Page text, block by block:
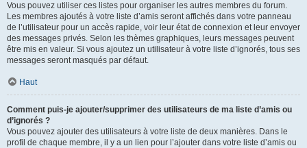
Vous pouvez utiliser ces listes pour organiser les autres membres du forum.
Les membres ajoutés à votre liste d’amis seront affichés dans votre panneau
de l’utilisateur pour un accès rapide, voir leur état de connexion et leur envoyer
des messages privés. Selon les thèmes graphiques, leurs messages peuvent
être mis en valeur. Si vous ajoutez un utilisateur à votre liste d’ignorés, tous ses
messages seront masqués par défaut.
Haut
Comment puis-je ajouter/supprimer des utilisateurs de ma liste d’amis ou
d’ignorés ?
Vous pouvez ajouter des utilisateurs à votre liste de deux manières. Dans le
profil de chaque membre, il y a un lien pour l’ajouter dans votre liste d’amis ou